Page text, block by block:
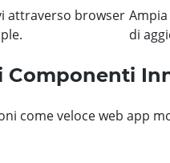
attraverso browser
di
Componenti
come veloce web app